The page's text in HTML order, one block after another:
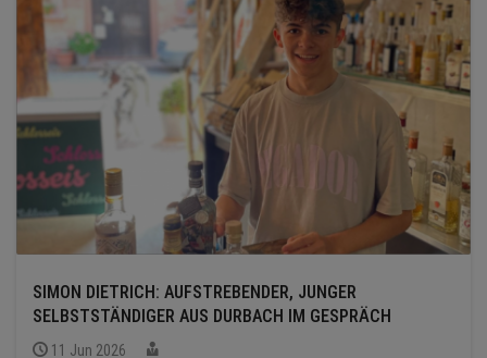
SIMON DIETRICH: AUFSTREBENDER, JUNGER
SELBSTSTÄNDIGER AUS DURBACH IM GESPRÄCH
11 Jun 2026